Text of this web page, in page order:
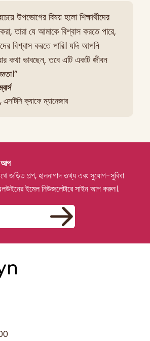
উপভোগের বিষয় হলো শিক্ষার্থীদের
তারা যে আমাকে বিশ্বাস করতে পারে,
বিশ্বাস করতে পারি। যদি আপনি
কথা ভাবছেন, তবে এটি একটি জীবন
ক্যাফে ম্যানেজার
আপ
জড়িত গল্প, হালনাগাদ তথ্য এবং সুযোগ-সুবিধা
ইমেল নিউজলেটারে সাইন আপ করুন।.